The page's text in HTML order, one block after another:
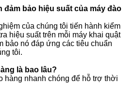
đảm bảo hiệu suất của máy đào
của chúng tôi tiến hành kiểm
hiệu suất trên mỗi máy khai quật
bảo nó đáp ứng các tiêu chuẩn
tôi.
là bao lâu?
hàng nhanh chóng để hỗ trợ thời